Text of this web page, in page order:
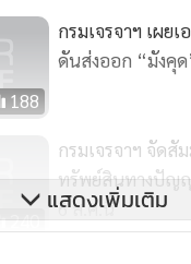
รโลก
มาชิกอาร์เซ็ป 16 ประเท
สหรัฐ หรือประมาณ
วมกว่า 11.2 ล้านล้านเหรี
รค้าโลก ซึ่งการค้าและก
อาร์เซ็ป ในปี 2562 ไทยแ
2.8 แสนล้านเหรียญสหรั
188
กรมเจรจาฯ เผย
ดันส่งออก “มังคุ
240
กรมเจรจาฯ จัดสั
ทรัพย์สินทางปัญญ
6 ส.ค.นี้
แสดงเพิ่มเติม